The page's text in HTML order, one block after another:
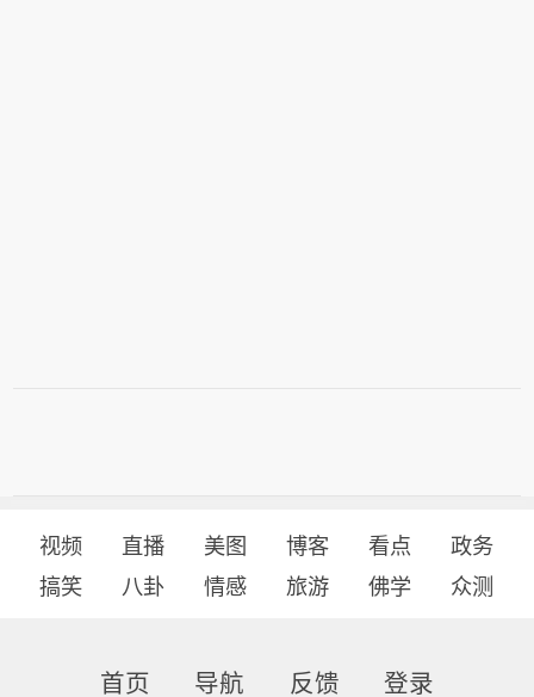
视频 直播 美图 博客 看点
政务
搞笑
八卦 情感 旅游 佛学 众测
首页 导航 反馈 登录